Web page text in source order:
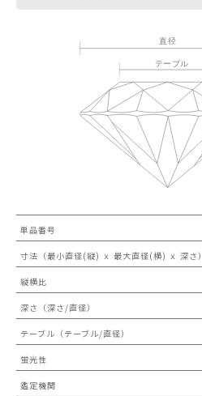
単品番号
寸法（最小直径(縦) ｘ 最大直径(横) ｘ 深さ）
縦横比
深さ（深さ/直径）
テーブル（テーブル/直径）
蛍光性
鑑定機関